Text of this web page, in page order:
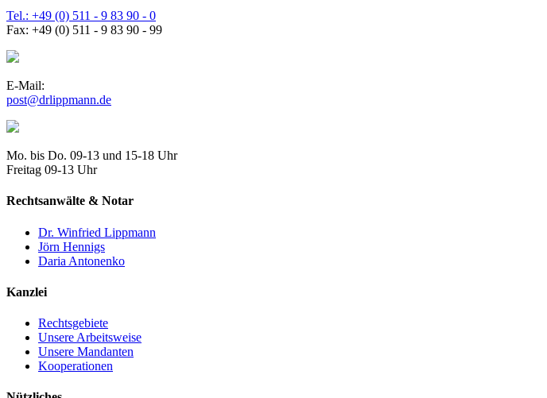
Tel.: +49 (0) 511 - 9 83 90 - 0
Fax: +49 (0) 511 - 9 83 90 - 99
E-Mail:
Mo. bis Do. 09-13 und 15-18 Uhr
Freitag 09-13 Uhr
Rechtsanwälte & Notar
Dr. Winfried Lippmann
Jörn Hennigs
Daria Antonenko
Kanzlei
Rechtsgebiete
Unsere Arbeitsweise
Unsere Mandanten
Kooperationen